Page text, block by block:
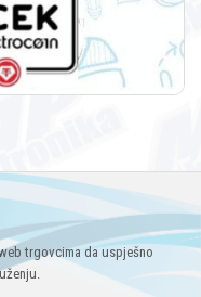
trgovcima da uspješno